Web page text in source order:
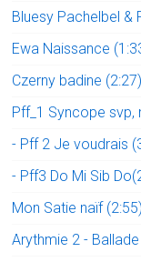
Bluesy Pachelbel &
Ewa Naissance
Czerny badine (2:27)
Pff_1 Syncope
- Pff 2 Je voudrais
- Pff3 Do Mi Sib
Mon Satie naïf (2:55)
Arythmie 2 -